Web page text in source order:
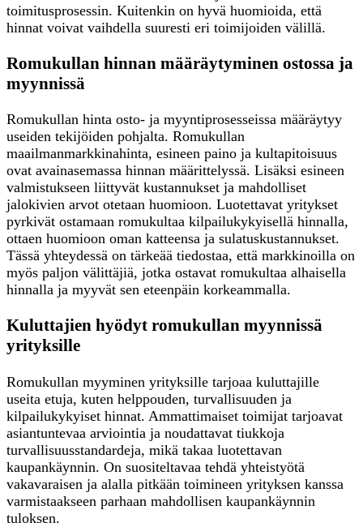
toimitusprosessin. Kuitenkin on hyvä huomioida, että
hinnat voivat vaihdella suuresti eri toimijoiden välillä.
Romukullan hinnan määräytyminen ostossa ja
myynnissä
Romukullan hinta osto- ja myyntiprosesseissa määräytyy
useiden tekijöiden pohjalta. Romukullan
maailmanmarkkinahinta, esineen paino ja kultapitoisuus
ovat avainasemassa hinnan määrittelyssä. Lisäksi esineen
valmistukseen liittyvät kustannukset ja mahdolliset
jalokivien arvot otetaan huomioon. Luotettavat yritykset
pyrkivät ostamaan romukultaa kilpailukykyisellä hinnalla,
ottaen huomioon oman katteensa ja sulatuskustannukset.
Tässä yhteydessä on tärkeää tiedostaa, että markkinoilla on
myös paljon välittäjiä, jotka ostavat romukultaa alhaisella
hinnalla ja myyvät sen eteenpäin korkeammalla.
Kuluttajien hyödyt romukullan myynnissä
yrityksille
Romukullan myyminen yrityksille tarjoaa kuluttajille
useita etuja, kuten helppouden, turvallisuuden ja
kilpailukykyiset hinnat. Ammattimaiset toimijat tarjoavat
asiantuntevaa arviointia ja noudattavat tiukkoja
turvallisuusstandardeja, mikä takaa luotettavan
kaupankäynnin. On suositeltavaa tehdä yhteistyötä
vakavaraisen ja alalla pitkään toimineen yrityksen kanssa
varmistaakseen parhaan mahdollisen kaupankäynnin
tuloksen.